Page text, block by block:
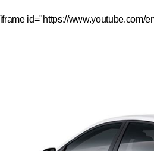
id="https://www.youtube.com/